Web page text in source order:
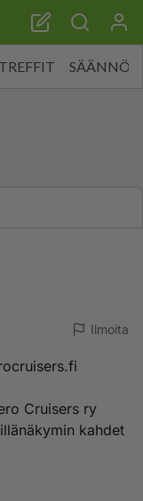
TREFFIT SÄÄNNÖT
Ilmoita
Cruisers ry
kahdet